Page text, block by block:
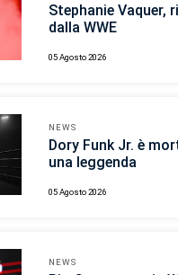
Stephanie
dalla WWE
05 Agosto 2026
NEWS
Dory Funk Jr. è
una leggenda
05 Agosto 2026
NEWS